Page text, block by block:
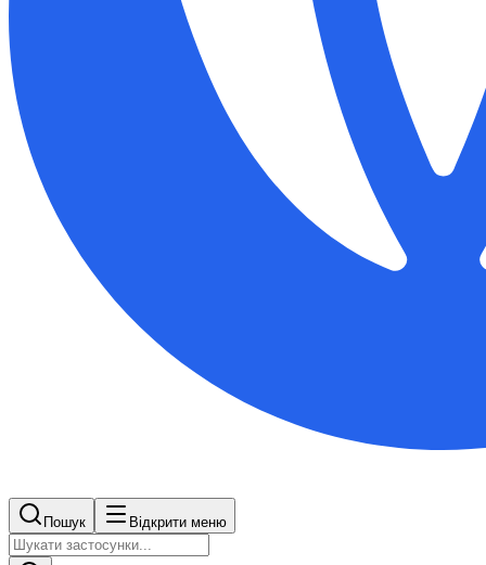
Пошук Відкрити меню